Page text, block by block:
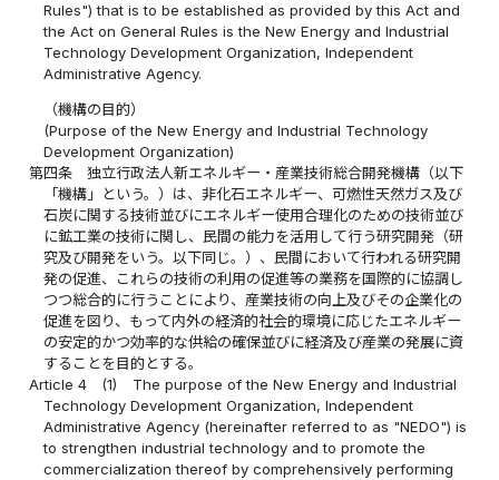
Rules") that is to be established as provided by this Act and
the Act on General Rules is the New Energy and Industrial
Technology Development Organization, Independent
Administrative Agency.
（機構の目的）
(Purpose of the New Energy and Industrial Technology
Development Organization)
第四条
独立行政法人新エネルギー・産業技術総合開発機構（以下
「機構」という。）は、非化石エネルギー、可燃性天然ガス及び
石炭に関する技術並びにエネルギー使用合理化のための技術並び
に鉱工業の技術に関し、民間の能力を活用して行う研究開発（研
究及び開発をいう。以下同じ。）、民間において行われる研究開
発の促進、これらの技術の利用の促進等の業務を国際的に協調し
つつ総合的に行うことにより、産業技術の向上及びその企業化の
促進を図り、もって内外の経済的社会的環境に応じたエネルギー
の安定的かつ効率的な供給の確保並びに経済及び産業の発展に資
することを目的とする。
Article 4
(1)
The purpose of the New Energy and Industrial
Technology Development Organization, Independent
Administrative Agency (hereinafter referred to as "NEDO") is
to strengthen industrial technology and to promote the
commercialization thereof by comprehensively performing